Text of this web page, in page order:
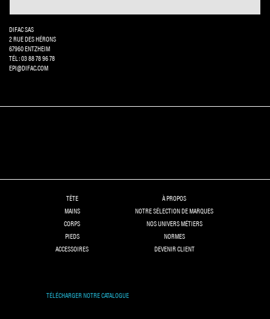
DIFAC SAS
2 RUE DES HÉRONS
67960 ENTZHEIM
TÉL: 03 88 78 96 78
EPI@DIFAC.COM
TÊTE
MAINS
CORPS
PIEDS
ACCESSOIRES
À PROPOS
NOTRE SÉLECTION DE MARQUES
NOS UNIVERS MÉTIERS
NORMES
DEVENIR CLIENT
TÉLÉCHARGER NOTRE CATALOGUE